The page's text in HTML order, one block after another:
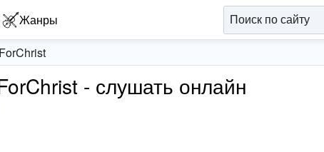
Жанры
- слушать онлайн